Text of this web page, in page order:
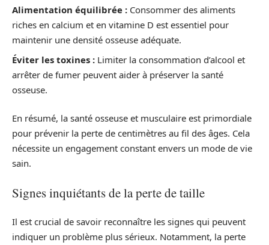
Alimentation équilibrée : Consommer des aliments
riches en calcium et en vitamine D est essentiel pour
maintenir une densité osseuse adéquate.
Éviter les toxines : Limiter la consommation d’alcool et
arrêter de fumer peuvent aider à préserver la santé
osseuse.
En résumé, la santé osseuse et musculaire est primordiale
pour prévenir la perte de centimètres au fil des âges. Cela
nécessite un engagement constant envers un mode de vie
sain.
Signes inquiétants de la perte de taille
Il est crucial de savoir reconnaître les signes qui peuvent
indiquer un problème plus sérieux. Notamment, la perte